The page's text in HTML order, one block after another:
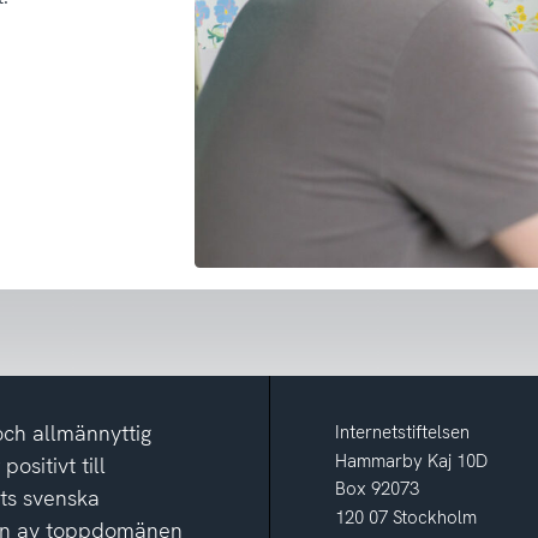
allmännyttig
positivt till
svenska
av toppdomänen
Internetstiftelsen
Hammarby Kaj 10D
Box 92073
120 07 Stockholm